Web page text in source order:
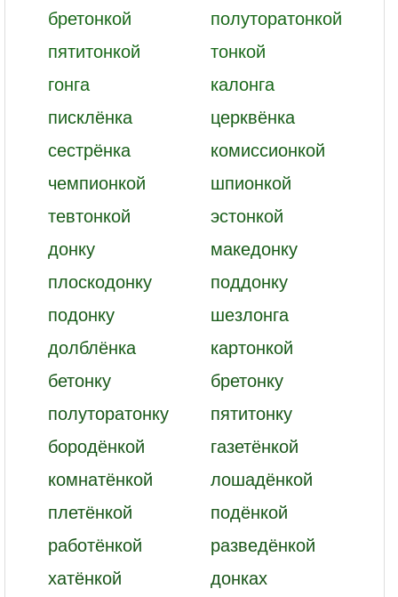
бретонкой
полуторатонкой
пятитонкой
тонкой
гонга
калонга
писклёнка
церквёнка
сестрёнка
комиссионкой
чемпионкой
шпионкой
тевтонкой
эстонкой
донку
македонку
плоскодонку
поддонку
подонку
шезлонга
долблёнка
картонкой
бетонку
бретонку
полуторатонку
пятитонку
бородёнкой
газетёнкой
комнатёнкой
лошадёнкой
плетёнкой
подёнкой
работёнкой
разведёнкой
хатёнкой
донках